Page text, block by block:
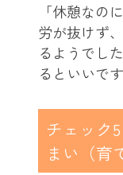
「休憩なの
労が抜けず
るようでし
るといいです
チェック
まい（育